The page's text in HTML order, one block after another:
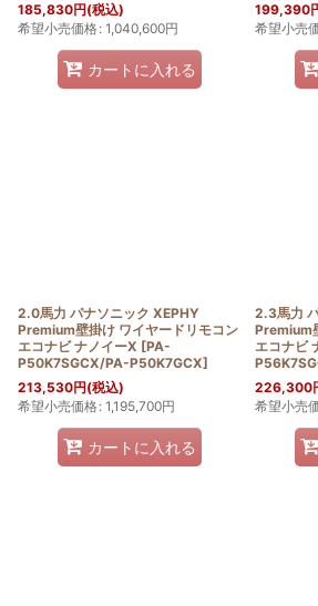
185,830円(税込)
希望小売価格: 1,040,600円
カートに入れる
199,390
希望小売
2.0馬力 パナソニック XEPHY
Premium壁掛け ワイヤードリモコン
エコナビ ナノイーX [PA-
P50K7SGCX/PA-P50K7GCX]
213,530円(税込)
希望小売価格: 1,195,700円
カートに入れる
2.3馬力
Premium
エコナビ
226,300
希望小売